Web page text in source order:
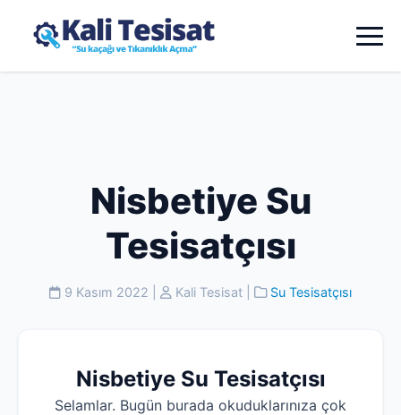
Nisbetiye Su
Tesisatçısı
9 Kasım 2022 Kali Tesisat Su Tesisatçısı
Nisbetiye Su Tesisatçısı
Selamlar. Bugün burada okuduklarınıza çok